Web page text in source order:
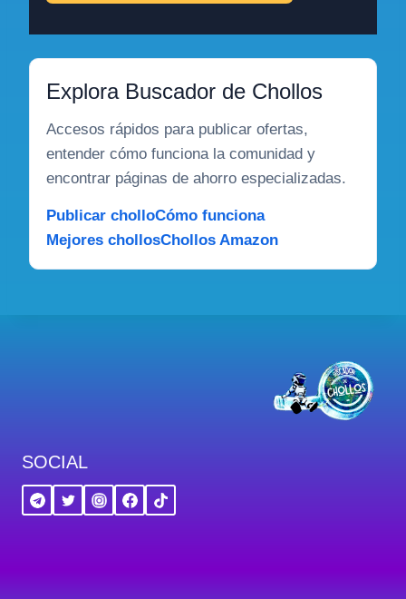
Explora Buscador de Chollos
Accesos rápidos para publicar ofertas,
entender cómo funciona la comunidad y
encontrar páginas de ahorro especializadas.
Publicar cholloCómo funciona
Mejores chollosChollos Amazon
SOCIAL